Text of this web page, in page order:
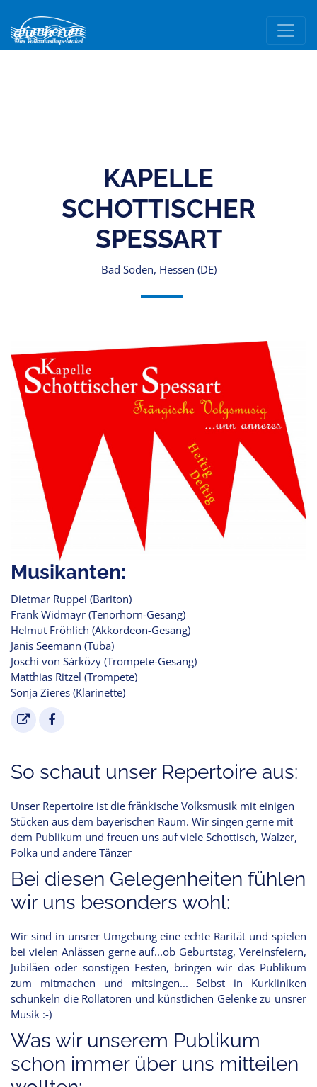
KAPELLE
SCHOTTISCHER
SPESSART
Bad Soden, Hessen (DE)
Musikanten:
Dietmar Ruppel (Bariton)
Frank Widmayr (Tenorhorn-Gesang)
Helmut Fröhlich (Akkordeon-Gesang)
Janis Seemann (Tuba)
Joschi von Sárközy (Trompete-Gesang)
Matthias Ritzel (Trompete)
Sonja Zieres (Klarinette)
So schaut unser Repertoire aus:
Unser Repertoire ist die fränkische Volksmusik mit einigen
Stücken aus dem bayerischen Raum. Wir singen gerne mit
dem Publikum und freuen uns auf viele Schottisch, Walzer,
Polka und andere Tänzer
Bei diesen Gelegenheiten fühlen
wir uns besonders wohl:
Wir sind in unsrer Umgebung eine echte Rarität und spielen
bei vielen Anlässen gerne auf...ob Geburtstag, Vereinsfeiern,
Jubiläen oder sonstigen Festen, bringen wir das Publikum
zum mitmachen und mitsingen... Selbst in Kurkliniken
schunkeln die Rollatoren und künstlichen Gelenke zu unsrer
Musik :-)
Was wir unserem Publikum
schon immer über uns mitteilen